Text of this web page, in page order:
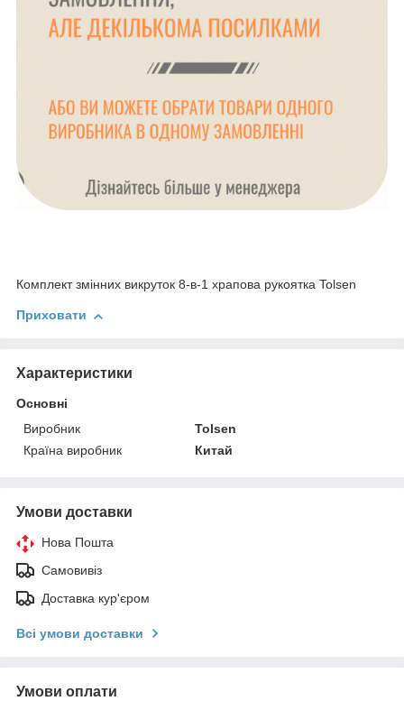
Комплект змінних викруток 8-в-1 храпова рукоятка Tolsen
Приховати
Характеристики
Основні
Виробник
Tolsen
Країна виробник
Китай
Умови доставки
Нова Пошта
Самовивіз
Доставка кур'єром
Всі умови доставки
Умови оплати